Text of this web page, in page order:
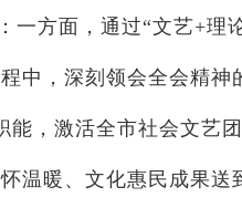
方面，通过“文艺+理
中，深刻领会全会精
，激活全市社会文艺
温暖、文化惠民成果